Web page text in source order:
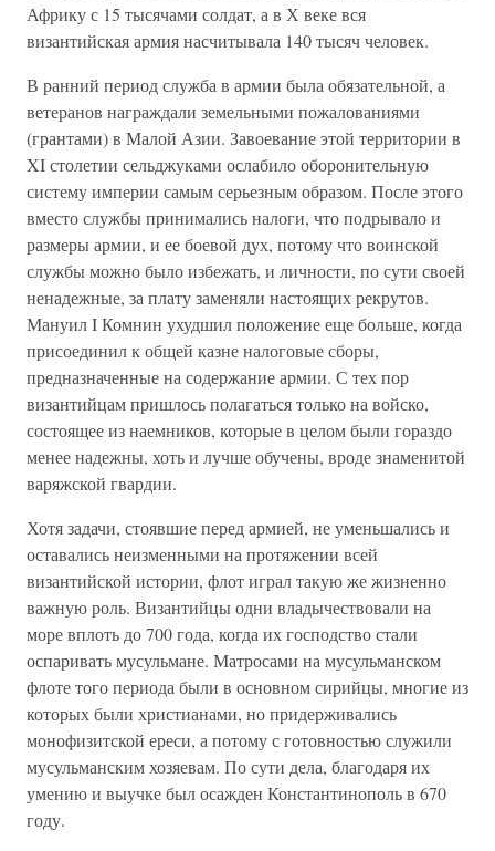
Африку с 15 тысячами солдат, а в Х веке вся
византийская армия насчитывала 140 тысяч человек.
В ранний период служба в армии была обязательной, а
ветеранов награждали земельными пожалованиями
(грантами) в Малой Азии. Завоевание этой территории в
XI столетии сельджуками ослабило оборонительную
систему империи самым серьезным образом. После этого
вместо службы принимались налоги, что подрывало и
размеры армии, и ее боевой дух, потому что воинской
службы можно было избежать, и личности, по сути своей
ненадежные, за плату заменяли настоящих рекрутов.
Мануил I Комнин ухудшил положение еще больше, когда
присоединил к общей казне налоговые сборы,
предназначенные на содержание армии. С тех пор
византийцам пришлось полагаться только на войско,
состоящее из наемников, которые в целом были гораздо
менее надежны, хоть и лучше обучены, вроде знаменитой
варяжской гвардии.
Хотя задачи, стоявшие перед армией, не уменьшались и
оставались неизменными на протяжении всей
византийской истории, флот играл такую же жизненно
важную роль. Византийцы одни владычествовали на
море вплоть до 700 года, когда их господство стали
оспаривать мусульмане. Матросами на мусульманском
флоте того периода были в основном сирийцы, многие из
которых были христианами, но придерживались
монофизитской ереси, а потому с готовностью служили
мусульманским хозяевам. По сути дела, благодаря их
умению и выучке был осажден Константинополь в 670
году.